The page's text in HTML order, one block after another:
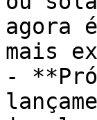
agora
mais
-